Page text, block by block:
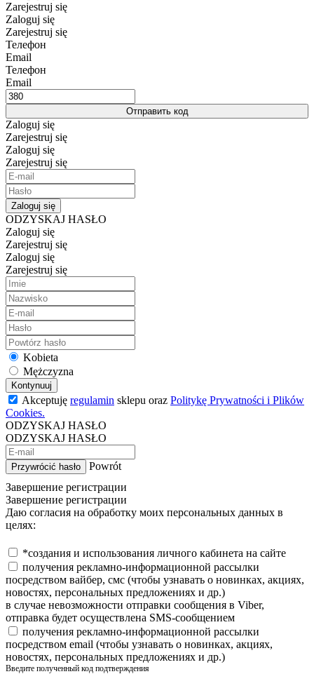
Zarejestruj się
Zaloguj się
Zarejestruj się
Телефон
Email
Телефон
Email
Отправить код
Zaloguj się
Zarejestruj się
Zaloguj się
Zarejestruj się
Zaloguj się
ODZYSKAJ HASŁO
Zaloguj się
Zarejestruj się
Zaloguj się
Zarejestruj się
Kobieta
Mężczyzna
Kontynuuj
Akceptuję regulamin sklepu oraz Politykę Prywatności i Plików
Cookies.
ODZYSKAJ HASŁO
ODZYSKAJ HASŁO
Przywrócić hasło
Powrót
Завершение регистрации
Завершение регистрации
Даю согласия на обработку моих персональных данных в
целях:
*создания и использования личного кабинета на сайте
получения рекламно-информационной рассылки
посредством вайбер, смс (чтобы узнавать о новинках, акциях,
новостях, персональных предложениях и др.)
в случае невозможности отправки сообщения в Viber,
отправка будет осуществлена SMS-сообщением
получения рекламно-информационной рассылки
посредством email (чтобы узнавать о новинках, акциях,
новостях, персональных предложениях и др.)
Введите полученный код подтверждения